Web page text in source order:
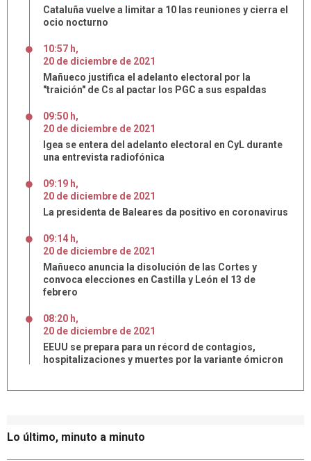
Lo último, minuto a minuto
Cataluña vuelve a limitar a 10 las reuniones y cierra el
ocio nocturno
10:57 h,
20 de diciembre de 2021
Mañueco justifica el adelanto electoral por la
"traición" de Cs al pactar los PGC a sus espaldas
09:50 h,
20 de diciembre de 2021
Igea se entera del adelanto electoral en CyL durante
una entrevista radiofónica
09:19 h,
20 de diciembre de 2021
La presidenta de Baleares da positivo en coronavirus
09:14 h,
20 de diciembre de 2021
Mañueco anuncia la disolución de las Cortes y
convoca elecciones en Castilla y León el 13 de
febrero
08:20 h,
20 de diciembre de 2021
EEUU se prepara para un récord de contagios,
hospitalizaciones y muertes por la variante ómicron